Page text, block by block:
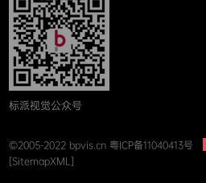
标派视觉公众号
©2005-2022 bpvis.cn 粤ICP备11040413号
[SitemapXML]